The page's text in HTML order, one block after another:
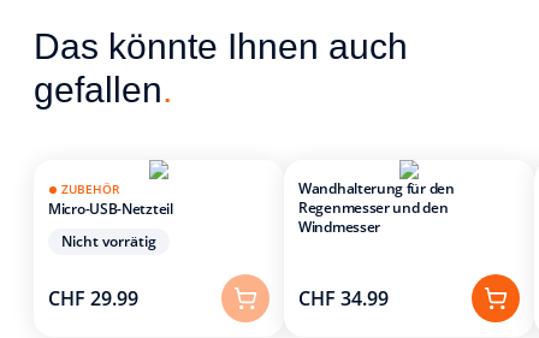
Das könnte Ihnen auch
gefallen.
ZUBEHÖR
Micro-USB-Netzteil
Nicht vorrätig
CHF 29.99
Wandhalterung für den
Regenmesser und den
Windmesser
CHF 34.99